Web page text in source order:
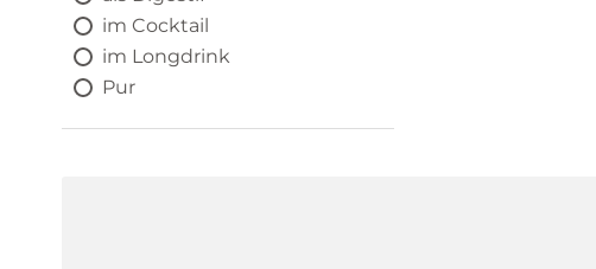
im Cocktail
im Longdrink
Pur